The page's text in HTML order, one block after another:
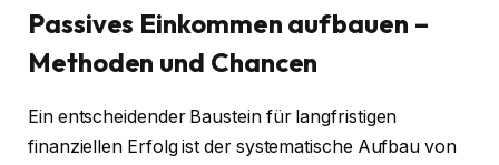
Passives Einkommen aufbauen –
Methoden und Chancen
Ein entscheidender Baustein für langfristigen
finanziellen Erfolg ist der systematische Aufbau von